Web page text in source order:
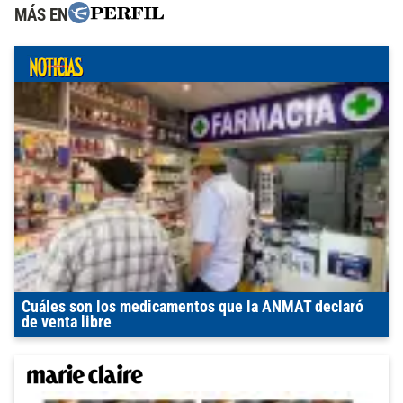
MÁS EN
Cuáles son los medicamentos que la ANMAT declaró
de venta libre